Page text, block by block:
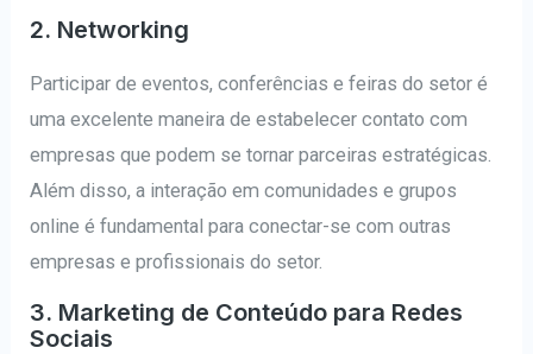
2. Networking
Participar de eventos, conferências e feiras do setor é
uma excelente maneira de estabelecer contato com
empresas que podem se tornar parceiras estratégicas.
Além disso, a interação em comunidades e grupos
online é fundamental para conectar-se com outras
empresas e profissionais do setor.
3. Marketing de Conteúdo para Redes
Sociais